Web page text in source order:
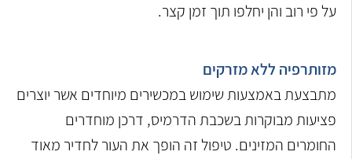
על פי רוב והן יחלפו תוך זמן קצר.
מזותרפיה ללא מזרקים
מתבצעת באמצעות שימוש במכשירים מיוחדים אשר יוצרים
פציעות מבוקרות בשכבת הדרמיס, דרכן מוחדרים
החומרים המזינים. טיפול זה הופך את העור לחדיר מאוד